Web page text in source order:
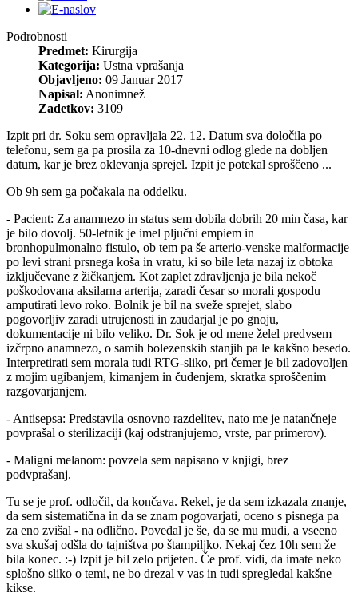
Podrobnosti
Predmet: Kirurgija
Kategorija: Ustna vprašanja
Objavljeno: 09 Januar 2017
Napisal: Anonimnež
Zadetkov: 3109
Izpit pri dr. Soku sem opravljala 22. 12. Datum sva določila po
telefonu, sem ga pa prosila za 10-dnevni odlog glede na dobljen
datum, kar je brez oklevanja sprejel. Izpit je potekal sproščeno ...
Ob 9h sem ga počakala na oddelku.
- Pacient: Za anamnezo in status sem dobila dobrih 20 min časa, kar
je bilo dovolj. 50-letnik je imel pljučni empiem in
bronhopulmonalno fistulo, ob tem pa še arterio-venske malformacije
po levi strani prsnega koša in vratu, ki so bile leta nazaj iz obtoka
izključevane z žičkanjem. Kot zaplet zdravljenja je bila nekoč
poškodovana aksilarna arterija, zaradi česar so morali gospodu
amputirati levo roko. Bolnik je bil na sveže sprejet, slabo
pogovorljiv zaradi utrujenosti in zaudarjal je po gnoju,
dokumentacije ni bilo veliko. Dr. Sok je od mene želel predvsem
izčrpno anamnezo, o samih bolezenskih stanjih pa le kakšno besedo.
Interpretirati sem morala tudi RTG-sliko, pri čemer je bil zadovoljen
z mojim ugibanjem, kimanjem in čudenjem, skratka sproščenim
razgovarjanjem.
- Antisepsa: Predstavila osnovno razdelitev, nato me je natančneje
povprašal o sterilizaciji (kaj odstranjujemo, vrste, par primerov).
- Maligni melanom: povzela sem napisano v knjigi, brez
podvprašanj.
Tu se je prof. odločil, da končava. Rekel, je da sem izkazala znanje,
da sem sistematična in da se znam pogovarjati, oceno s pisnega pa
za eno zvišal - na odlično. Povedal je še, da se mu mudi, a vseeno
sva skušaj odšla do tajništva po štampiljko. Nekaj čez 10h sem že
bila konec. :-) Izpit je bil zelo prijeten. Če prof. vidi, da imate neko
splošno sliko o temi, ne bo drezal v vas in tudi spregledal kakšne
kikse.